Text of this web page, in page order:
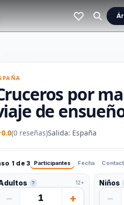
por
de
0.0(0 reseñas)Salida: España
1 de 3 Participantes Fecha
? 12+
− 1 +
Niños
−